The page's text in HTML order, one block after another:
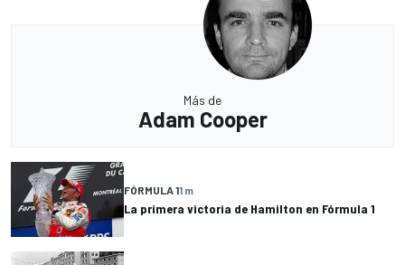
Más de
Adam Cooper
FÓRMULA 11 m
La primera victoria de Hamilton en Fórmula 1